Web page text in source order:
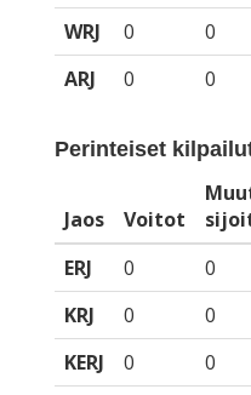
WRJ
0 0
ARJ
0 0
Perinteiset
Jaos Voitot
ERJ
0 0
KRJ
0 0
KERJ
0 0